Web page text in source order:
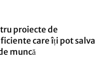
proiecte de
care îți pot salva
muncă